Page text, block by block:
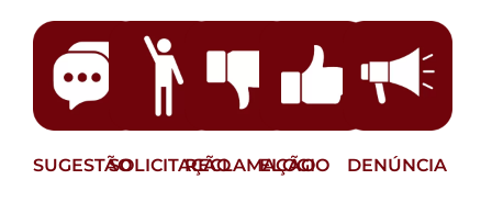
SUGESTÃOSOLICITAÇÃORECLAMAÇÃO
ELOGIO DENÚNCIA